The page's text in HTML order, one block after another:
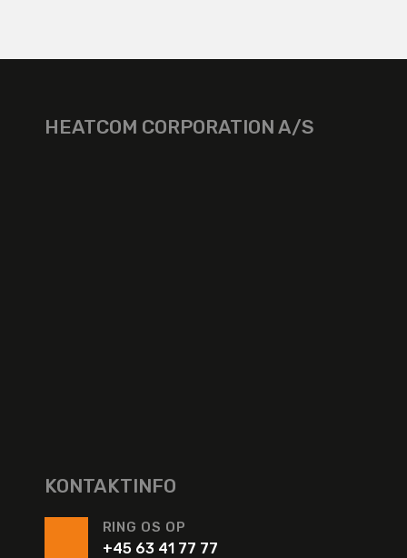
HEATCOM CORPORATION A/S
KONTAKTINFO
RING OS OP
+45 63 41 77 77